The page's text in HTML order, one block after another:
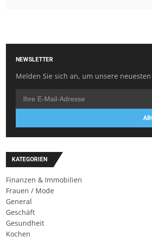
NEWSLETTER
Melden Sie sich an, um unsere
KATEGORIEN
Finanzen & Immobilien
Frauen / Mode
General
Geschäft
Gesundheit
Kochen